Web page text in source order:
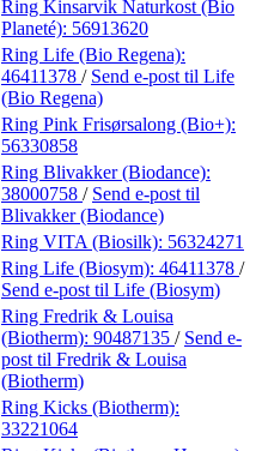
Ring Kinsarvik Naturkost (Bio
Planeté): 56913620
Ring Life (Bio Regena):
46411378 / Send e-post til Life
(Bio Regena)
Ring Pink Frisørsalong (Bio+):
56330858
Ring Blivakker (Biodance):
38000758 / Send e-post til
Blivakker (Biodance)
Ring VITA (Biosilk): 56324271
Ring Life (Biosym): 46411378 /
Send e-post til Life (Biosym)
Ring Fredrik & Louisa
(Biotherm): 90487135 / Send e-
post til Fredrik & Louisa
(Biotherm)
Ring Kicks (Biotherm):
33221064